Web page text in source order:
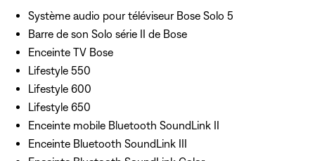
Système audio pour téléviseur Bose Solo 5
Barre de son Solo série II de Bose
Enceinte TV Bose
Lifestyle 550
Lifestyle 600
Lifestyle 650
Enceinte mobile Bluetooth SoundLink II
Enceinte Bluetooth SoundLink III